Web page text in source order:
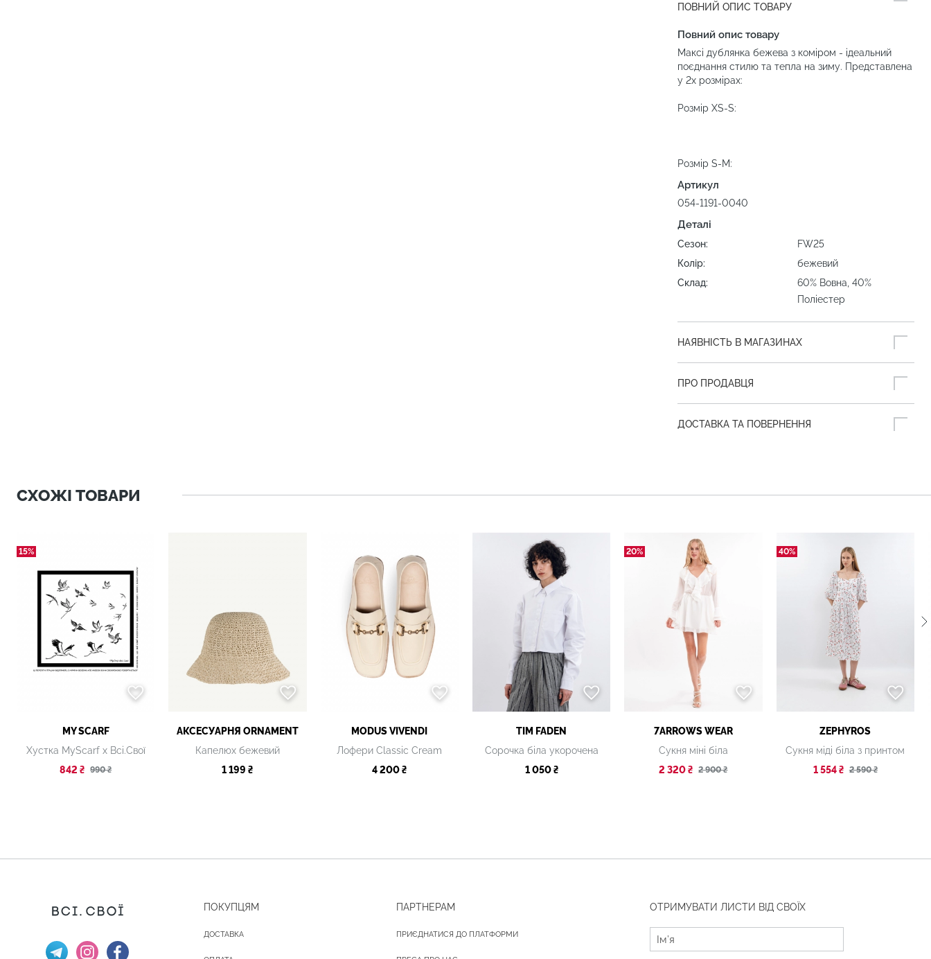
ПОВНИЙ ОПИС ТОВАРУ
Повний опис товару
Максі дублянка бежева з коміром - ідеальний
поєднання стилю та тепла на зиму. Представлена
у 2х розмірах:
Розмір XS-S:
Розмір S-M:
Артикул
054-1191-0040
Деталі
Сезон:
FW25
Колір:
бежевий
Склад:
60% Вовна, 40%
Поліестер
НАЯВНІСТЬ В МАГАЗИНАХ
ПРО ПРОДАВЦЯ
ДОСТАВКА ТА ПОВЕРНЕННЯ
СХОЖІ ТОВАРИ
15%
MY SCARF
Хустка MyScarf х Всі.Свої
842 ₴ 990 ₴
АКСЕСУАРНЯ ОRNAMENT
Капелюх бежевий
1 199 ₴
MODUS VIVENDI
Лофери Classic Cream
4 200 ₴
TIM FADEN
Сорочка біла укорочена
1 050 ₴
20%
7ARROWS WEAR
Сукня міні біла
2 320 ₴
2 900 ₴
40%
ZEPHYROS
Сукня міді біла з принтом
1 554 ₴ 2 590 ₴
ПОКУПЦЯМ
ДОСТАВКА
ПАРТНЕРАМ
ПРИЄДНАТИСЯ ДО ПЛАТФОРМИ
ОТРИМУВАТИ ЛИСТИ ВІД СВОЇХ